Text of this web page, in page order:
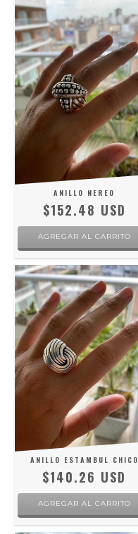
ANILLO NEREO
$152.48 USD
AGREGAR AL CARRITO
ANILLO ESTAMBUL CHICO
$140.26 USD
AGREGAR AL CARRITO